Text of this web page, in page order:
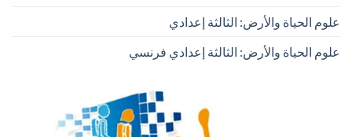
علوم الحياة والأرض: الثالثة إعدادي
علوم الحياة والأرض: الثالثة إعدادي فرنسي